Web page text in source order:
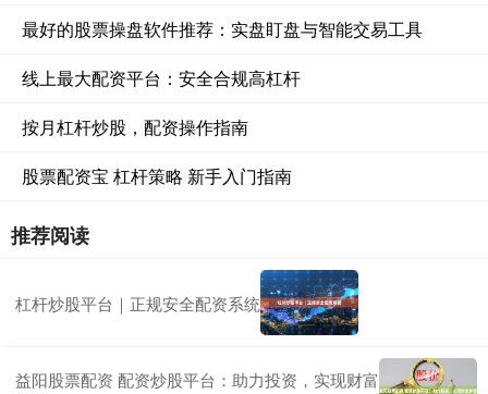
最好的股票操盘软件推荐：实盘盯盘与智能交易工具
线上最大配资平台：安全合规高杠杆
按月杠杆炒股，配资操作指南
股票配资宝 杠杆策略 新手入门指南
推荐阅读
杠杆炒股平台｜正规安全配资系统
益阳股票配资 配资炒股平台：助力投资，实现财富